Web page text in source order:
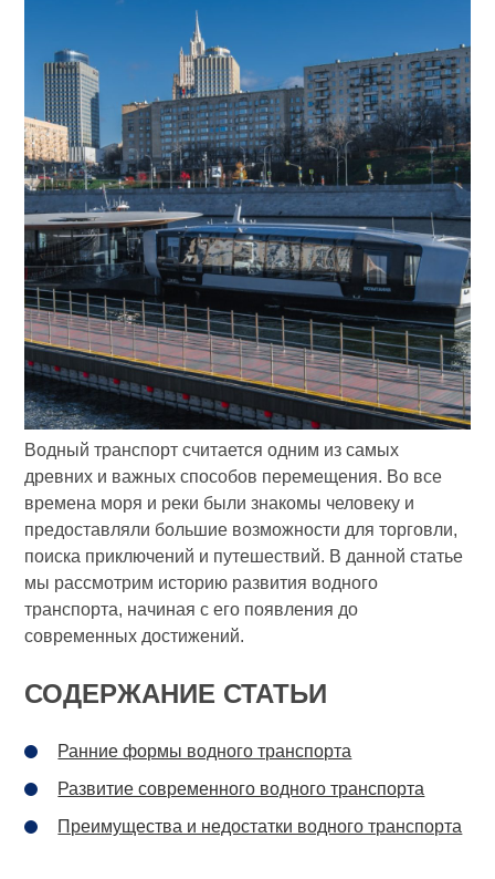
Водный транспорт считается одним из самых
древних и важных способов перемещения. Во все
времена моря и реки были знакомы человеку и
предоставляли большие возможности для торговли,
поиска приключений и путешествий. В данной статье
мы рассмотрим историю развития водного
транспорта, начиная с его появления до
современных достижений.
СОДЕРЖАНИЕ СТАТЬИ
Ранние формы водного транспорта
Развитие современного водного транспорта
Преимущества и недостатки водного транспорта